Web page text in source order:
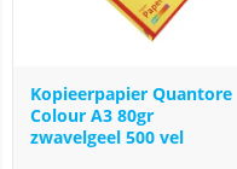
Kopieerpapier Quantore
Colour A3 80gr
zwavelgeel 500 vel